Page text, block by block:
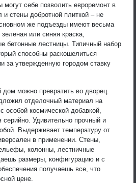
себе позволить евроремонт в
стены добротной плиткой – не
же подъезды имеют весьма
или синяя краска,
бетонные лестницы. Типичный набор
способны раскошелиться
за утвержденную городом ставку
можно превратить во дворец.
отделочный материал на
особой космической добавкой,
серийно. Удивительно прочный и
Выдерживает температуру от
в применении. Стены,
колонны, лестничные
размеры, конфигурацию и с
получаешь все, что
цене.